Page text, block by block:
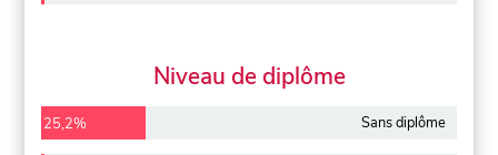
Niveau de diplôme
25,2% Sans diplôme